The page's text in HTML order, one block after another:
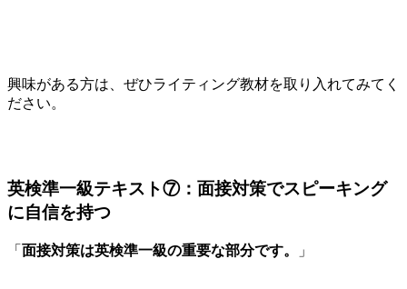
興味がある方は、ぜひライティング教材を取り入れてみてく
ださい。
英検準一級テキスト⑦：面接対策でスピーキング
に自信を持つ
「 面接対策は英検準一級の重要な部分です。 」